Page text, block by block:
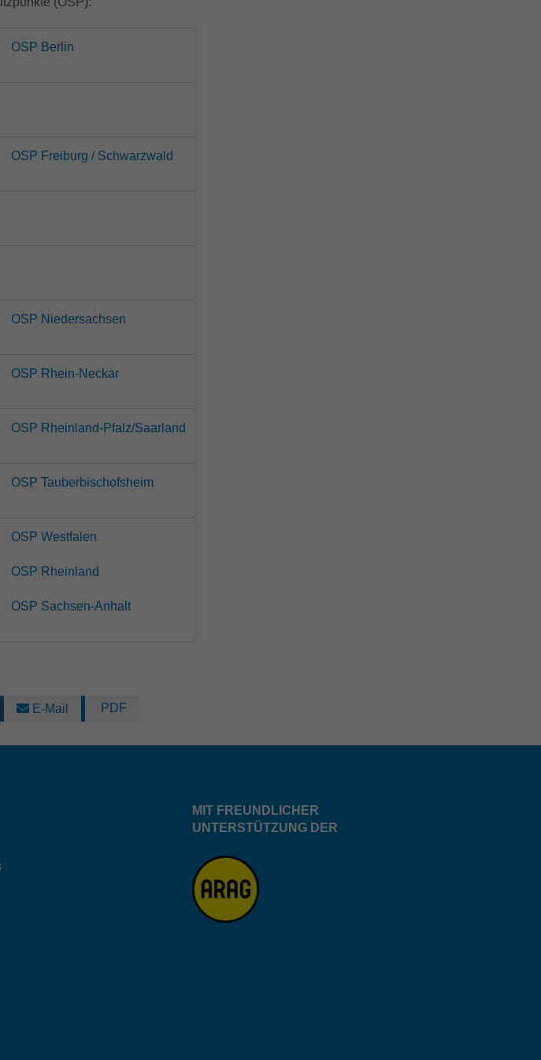
OSP Berlin
OSP Freiburg / Schwarzwald
OSP Niedersachsen
OSP Rhein-Neckar
OSP Rheinland-Pfalz/Saarland
OSP Tauberbischofsheim
OSP Westfalen
OSP Rheinland
OSP Sachsen-Anhalt
E-Mail PDF
MIT FREUNDLICHER
UNTERSTÜTZUNG DER
Form.
32970526-1
identifiziert die Besucher nach
zu